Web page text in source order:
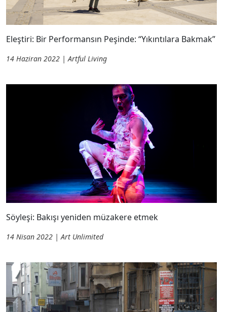
Eleştiri: Bir Performansın Peşinde: “Yıkıntılara Bakmak”
14 Haziran 2022 | Artful Living
Söyleşi: Bakışı yeniden müzakere etmek
14 Nisan 2022 | Art Unlimited